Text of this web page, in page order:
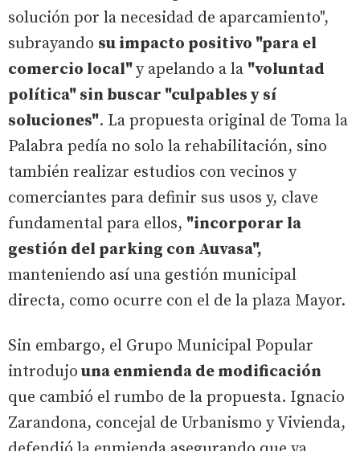
solución por la necesidad de aparcamiento",
subrayando su impacto positivo "para el
comercio local"y apelando a la "voluntad
política" sin buscar "culpables y sí
soluciones". La propuesta original de Toma la
Palabra pedía no solo la rehabilitación, sino
también realizar estudios con vecinos y
comerciantes para definir sus usos y, clave
fundamental para ellos, "incorporar la
gestión del parking con Auvasa",
manteniendo así una gestión municipal
directa, como ocurre con el de la plaza Mayor.
Sin embargo, el Grupo Municipal Popular
introdujo una enmienda de modificación
que cambió el rumbo de la propuesta. Ignacio
Zarandona, concejal de Urbanismo y Vivienda,